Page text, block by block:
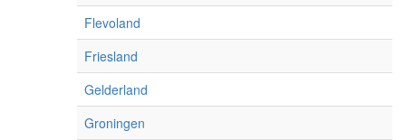
Flevoland
Friesland
Gelderland
Groningen